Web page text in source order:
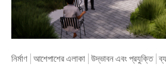
নির্মাণ আশেপাশের এলাকা উদ্ভাবন এবং প্রযুক্তি